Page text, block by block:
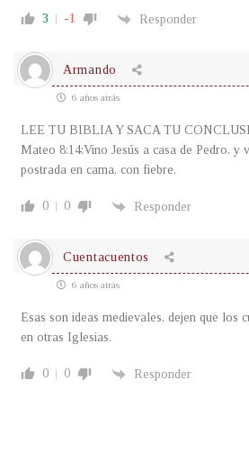
3 -1 Responder
Armando
6 años atrás
LEE TU BIBLIA Y SACA TU
Mateo 8:14:Vino Jesús a casa de Pedro, y
postrada en cama, con fiebre.
0 0 Responder
Cuentacuentos
6 años atrás
Esas son ideas medievales, dejen que los
en otras Iglesias.
0 0 Responder